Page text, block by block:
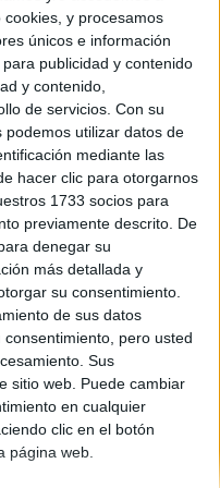
y procesamos
únicos e información
publicidad y contenido
y contenido,
de servicios. Con su
podemos utilizar datos de
mediante las
hacer clic para otorgarnos
1733 socios para
previamente descrito. De
denegar su
más detallada y
su consentimiento.
de sus datos
pero usted
Sus
sitio web. Puede cambiar
en cualquier
clic en el botón
página web.
catalu-2013-
|Anúnciate
generales